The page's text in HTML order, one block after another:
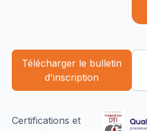
Télécharger le bulletin
d'inscription
Certifications et